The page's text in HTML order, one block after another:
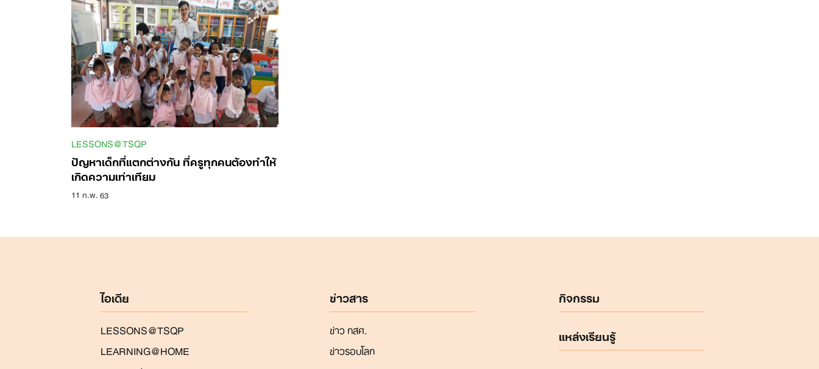
LESSONS@TSQP
ปัญหาเด็กที่แตกต่างกัน ที่ครูทุกคนต้องทำให้
เกิดความเท่าเทียม
11 ก.พ. 63
ไอเดีย
LESSONS@TSQP
LEARNING@HOME
ข่าวสาร
ข่าว กสศ.
ข่าวรอบโลก
กิจกรรม
แหล่งเรียนรู้